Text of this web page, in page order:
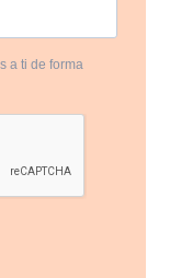
a ti de forma